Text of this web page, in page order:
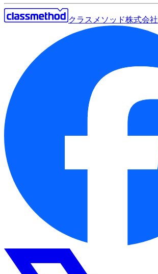
クラスメソッド株式会社